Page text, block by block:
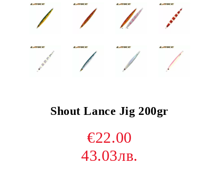
Shout Lance Jig 200gr
€22.00
43.03лв.